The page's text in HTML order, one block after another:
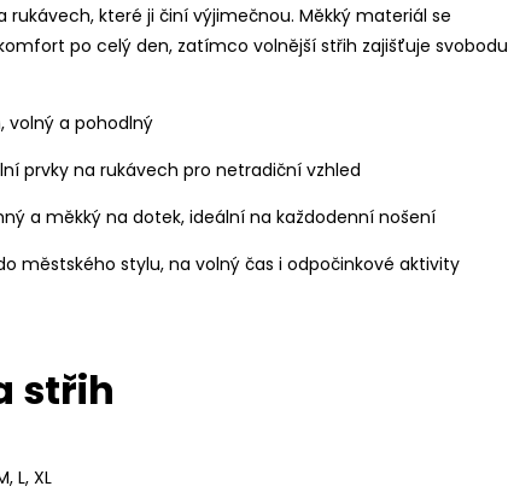
rukávech, které ji činí výjimečnou. Měkký materiál se
po celý den, zatímco volnější střih zajišťuje svobodu
volný a pohodlný
prvky na rukávech pro netradiční vzhled
a měkký na dotek, ideální na každodenní nošení
městského stylu, na volný čas i odpočinkové aktivity
střih
L, XL